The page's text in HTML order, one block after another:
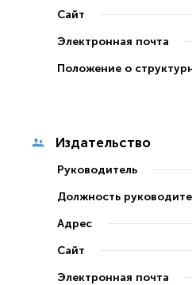
Сайт
Электронная почта
Положение о
Издательство
Руководитель
Должность
Адрес
Сайт
Электронная почта